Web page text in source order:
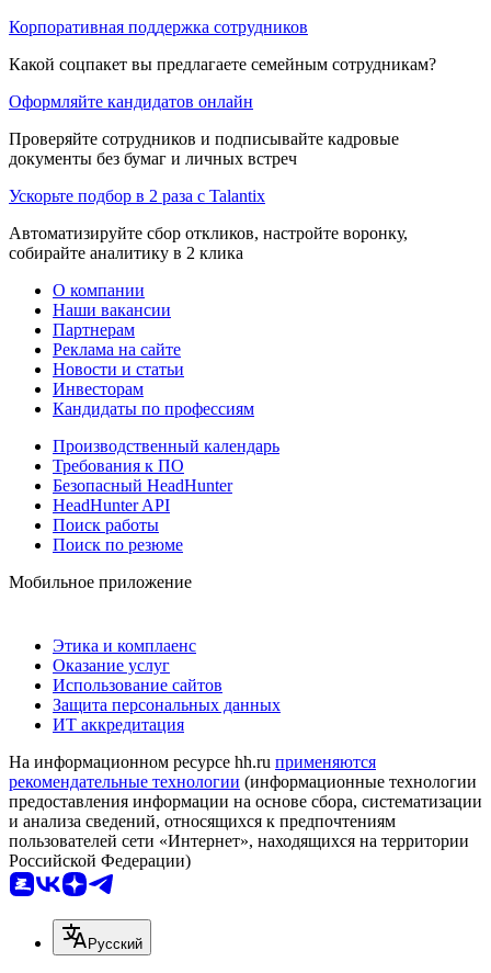
Корпоративная поддержка сотрудников
Какой соцпакет вы предлагаете семейным сотрудникам?
Оформляйте кандидатов онлайн
Проверяйте сотрудников и подписывайте кадровые
документы без бумаг и личных встреч
Ускорьте подбор в 2 раза с Talantix
Автоматизируйте сбор откликов, настройте воронку,
собирайте аналитику в 2 клика
О компании
Наши вакансии
Партнерам
Реклама на сайте
Новости и статьи
Инвесторам
Кандидаты по профессиям
Производственный календарь
Требования к ПО
Безопасный HeadHunter
HeadHunter API
Поиск работы
Поиск по резюме
Мобильное приложение
Этика и комплаенс
Оказание услуг
Использование сайтов
Защита персональных данных
ИТ аккредитация
На информационном ресурсе hh.ru применяются
рекомендательные технологии (информационные технологии
предоставления информации на основе сбора, систематизации
и анализа сведений, относящихся к предпочтениям
пользователей сети «Интернет», находящихся на территории
Российской Федерации)
Русский